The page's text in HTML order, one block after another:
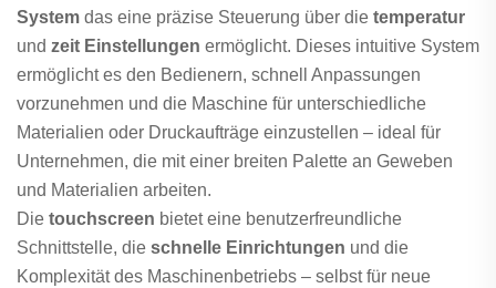
System das eine präzise Steuerung über die temperatur
und zeit Einstellungen ermöglicht. Dieses intuitive System
ermöglicht es den Bedienern, schnell Anpassungen
vorzunehmen und die Maschine für unterschiedliche
Materialien oder Druckaufträge einzustellen – ideal für
Unternehmen, die mit einer breiten Palette an Geweben
und Materialien arbeiten.
Die touchscreen bietet eine benutzerfreundliche
Schnittstelle, die schnelle Einrichtungen und die
Komplexität des Maschinenbetriebs – selbst für neue